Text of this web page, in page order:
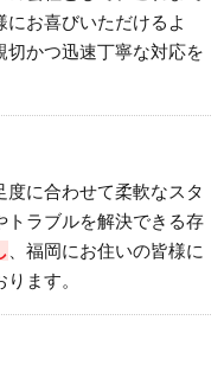
お喜びいただけるよ
切かつ迅速丁寧な対応を
に合わせて柔軟なスタ
トラブルを解決できる存
、福岡にお住いの皆様に
ます。